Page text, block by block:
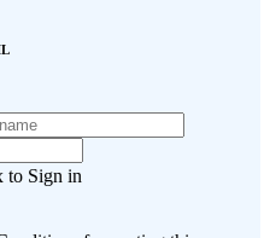
to Sign in